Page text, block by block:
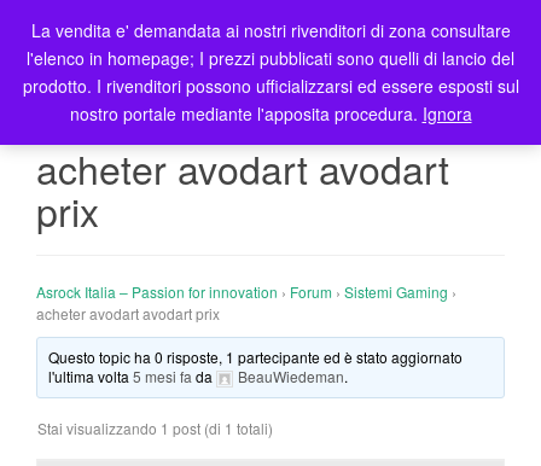
T
o
g
l
a
i
acheter avodart avodart
prix
Asrock Italia – Passion for innovation › Forum › Sistemi Gaming ›
acheter avodart avodart prix
Questo topic ha 0 risposte, 1 partecipante ed è stato aggiornato
l'ultima volta5 mesi fa da BeauWiedeman.
Stai visualizzando 1 post (di 1 totali)
La vendita e' demandata ai nostri rivenditori di zona consultare
l'elenco in homepage; I prezzi pubblicati sono quelli di lancio del
prodotto. I rivenditori possono ufficializzarsi ed essere esposti sul
nostro portale mediante l'apposita procedura. Ignora